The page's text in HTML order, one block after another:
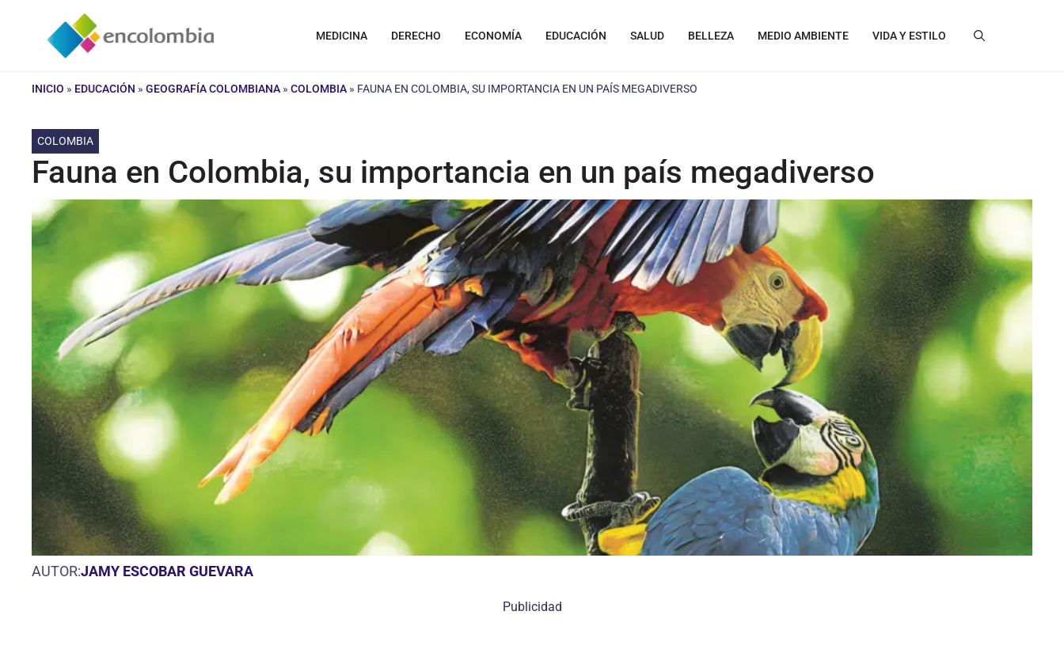
contenido
MEDICINA DERECHO ECONOMÍA EDUCACIÓN SALUD BELLEZA MEDIO AMBIENTE VIDA Y ESTILO
INICIO » EDUCACIÓN » GEOGRAFÍA COLOMBIANA » COLOMBIA » FAUNA EN COLOMBIA, SU IMPORTANCIA EN UN PAÍS MEGADIVERSO
COLOMBIA
Fauna en Colombia, su importancia en un país megadiverso
AUTOR:JAMY ESCOBAR GUEVARA
Publicidad